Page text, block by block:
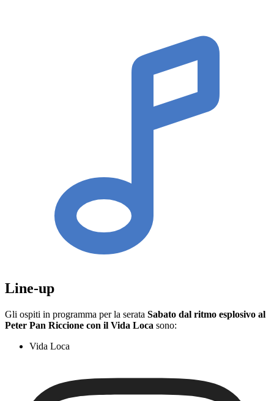
Line-up
Gli ospiti in programma per la serata Sabato dal ritmo esplosivo al
Peter Pan Riccione con il Vida Loca sono:
Vida Loca